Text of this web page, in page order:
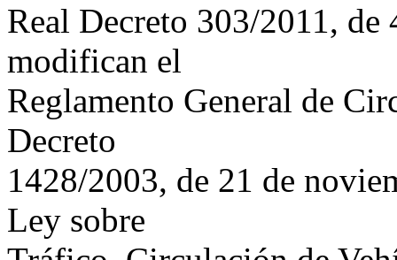
Real Decreto 303/2011, de
modifican el
Reglamento General de
Decreto
1428/2003, de 21 de
Ley sobre